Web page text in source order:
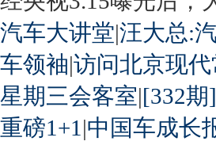
汽车大讲堂|汪大总:
车领袖|访问北京现
星期三会客室|[332
重磅1+1 |中国车成长